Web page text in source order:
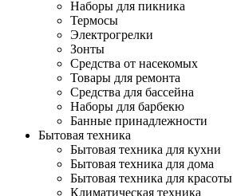
Наборы для пикника
Термосы
Электрогрелки
Зонты
Средства от насекомых
Товары для ремонта
Средства для бассейна
Наборы для барбекю
Банные принадлежности
Бытовая техника
Бытовая техника для кухни
Бытовая техника для дома
Бытовая техника для красоты
Климатическая техника